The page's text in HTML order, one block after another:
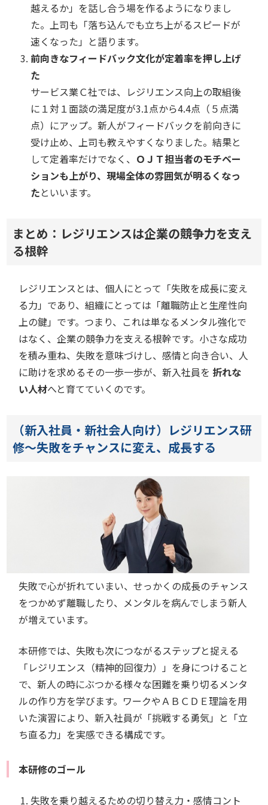
越えるか」を話し合う場を作るようになりまし
た。上司も「落ち込んでも立ち上がるスピードが
速くなった」と語ります。
前向きなフィードバック文化が定着率を押し上げ
た
サービス業Ｃ社では、レジリエンス向上の取組後
に１対１面談の満足度が3.1点から4.4点（５点満
点）にアップ。新人がフィードバックを前向きに
受け止め、上司も教えやすくなりました。結果と
して定着率だけでなく、 ＯＪＴ担当者のモチベー
ションも上がり、現場全体の雰囲気が明るくなっ
たといいます。
まとめ：レジリエンスは企業の競争力を支え
る根幹
レジリエンスとは、個人にとって「失敗を成長に変え
る力」であり、組織にとっては「離職防止と生産性向
上の鍵」です。つまり、これは単なるメンタル強化で
はなく、企業の競争力を支える根幹です。小さな成功
を積み重ね、失敗を意味づけし、感情と向き合い、人
に助けを求めるその一歩一歩が、新入社員を 折れな
い人材へと育てていくのです。
（新入社員・新社会人向け）レジリエンス研
修～失敗をチャンスに変え、成長する
失敗で心が折れていまい、せっかくの成長のチャンス
をつかめず離職したり、メンタルを病んでしまう新人
が増えています。
本研修では、失敗も次につながるステップと捉える
「レジリエンス（精神的回復力）」を身につけること
で、新人の時にぶつかる様々な困難を乗り切るメンタ
ルの作り方を学びます。ワークやＡＢＣＤＥ理論を用
いた演習により、新入社員が「挑戦する勇気」と「立
ち直る力」を実感できる構成です。
本研修のゴール
失敗を乗り越えるための切り替え力・感情コント